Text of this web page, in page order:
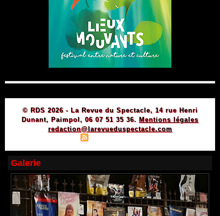
© RDS 2026 - La Revue du Spectacle, 14 rue Henri
Dunant, Paimpol, 06 07 51 35 36. Mentions légales
redaction@larevueduspectacle.com
Galerie